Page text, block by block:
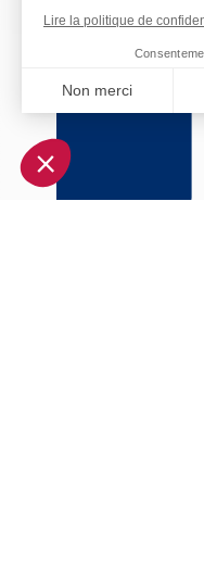
Lire la politique de
Non merci
Plateforme de Gestion
Notre plateforme vous